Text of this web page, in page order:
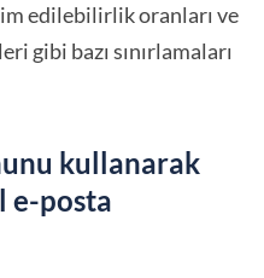
edilebilirlik oranları ve
gibi bazı sınırlamaları
kullanarak
e-posta